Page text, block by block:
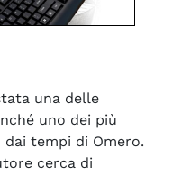
una delle
uno dei più
tempi di Omero.
cerca di